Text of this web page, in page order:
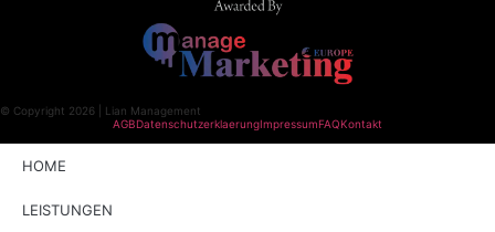
© Copyright 2026 | Lian Management
AGBDatenschutzerklaerungImpressumFAQKontakt
HOME
LEISTUNGEN